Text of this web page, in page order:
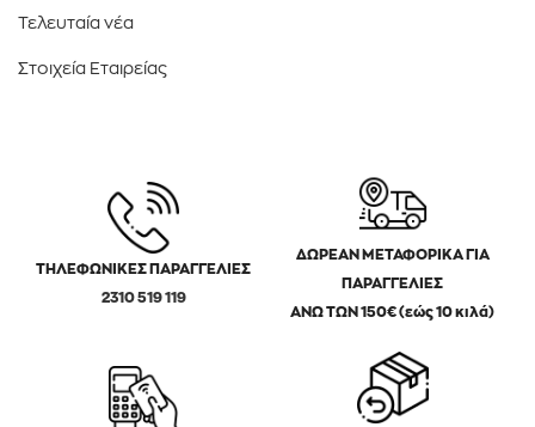
Τελευταία νέα
Στοιχεία Εταιρείας
ΤΗΛΕΦΩΝΙΚΕΣ ΠΑΡΑΓΓΕΛΙΕΣ
2310 519 119
ΔΩΡΕΑΝ ΜΕΤΑΦΟΡΙΚΑ ΓΙΑ
ΠΑΡΑΓΓΕΛΙΕΣ
ΑΝΩ ΤΩΝ 150€ (εώς 10 κιλά)